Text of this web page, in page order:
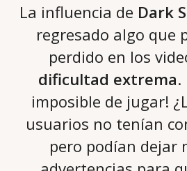
La influencia de Dark
regresado algo que
perdido en los
dificultad extrema.
imposible de jugar!
usuarios no tenían
pero podían dejar